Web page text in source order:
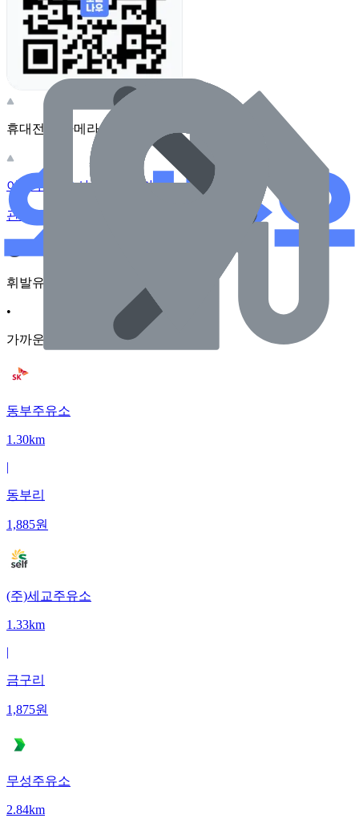
휴대전화 카메라로 찍어보세요
이 주유소의 사장님이신가요?
관리하기
휘발유
•
가까운순
동부주유소
1.30km
|
동부리
1,885원
(주)세교주유소
1.33km
|
금구리
1,875원
무성주유소
2.84km